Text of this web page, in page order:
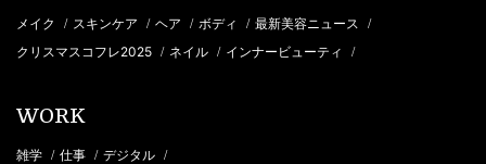
メイク / スキンケア / ヘア / ボディ / 最新美容ニュース /
クリスマスコフレ2025 / ネイル / インナービューティ /
WORK
雑学 / 仕事 / デジタル /